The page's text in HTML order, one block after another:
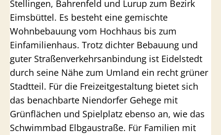
Stellingen, Bahrenfeld und Lurup zum Bezirk
Eimsbüttel. Es besteht eine gemischte
Wohnbebauung vom Hochhaus bis zum
Einfamilienhaus. Trotz dichter Bebauung und
guter Straßenverkehrsanbindung ist Eidelstedt
durch seine Nähe zum Umland ein recht grüner
Stadtteil. Für die Freizeitgestaltung bietet sich
das benachbarte Niendorfer Gehege mit
Grünflächen und Spielplatz ebenso an, wie das
Schwimmbad Elbgaustraße. Für Familien mit